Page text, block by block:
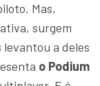
Mas,
surgem
levantou a deles
o Podium